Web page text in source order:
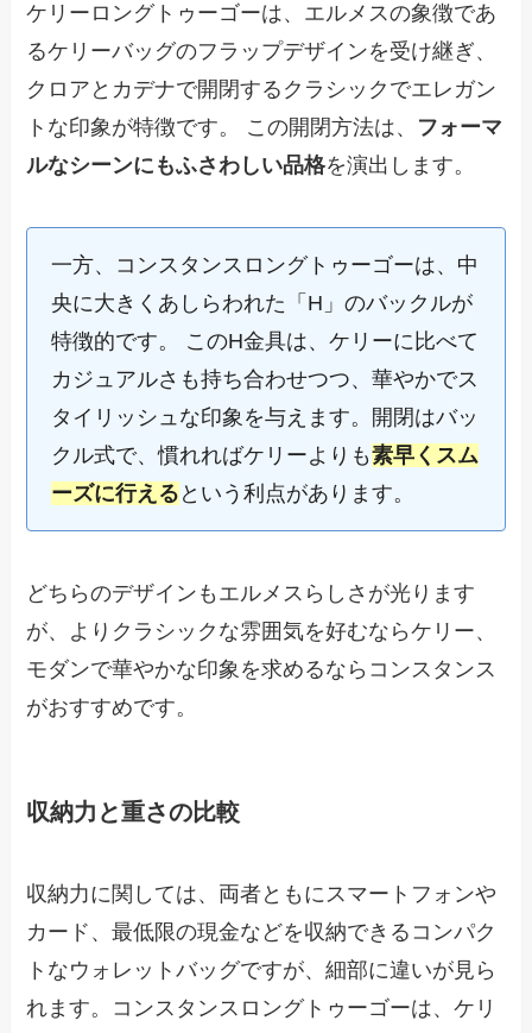
ケリーロングトゥーゴーは、エルメスの象徴であ
るケリーバッグのフラップデザインを受け継ぎ、
クロアとカデナで開閉するクラシックでエレガン
トな印象が特徴です。 この開閉方法は、 フォーマ
ルなシーンにもふさわしい品格を演出します。
一方、コンスタンスロングトゥーゴーは、中
央に大きくあしらわれた「H」のバックルが
特徴的です。 このH金具は、ケリーに比べて
カジュアルさも持ち合わせつつ、華やかでス
タイリッシュな印象を与えます。開閉はバッ
クル式で、慣れればケリーよりも素早くスム
ーズに行える という利点があります。
どちらのデザインもエルメスらしさが光ります
が、よりクラシックな雰囲気を好むならケリー、
モダンで華やかな印象を求めるならコンスタンス
がおすすめです。
収納力と重さの比較
収納力に関しては、両者ともにスマートフォンや
カード、最低限の現金などを収納できるコンパク
トなウォレットバッグですが、細部に違いが見ら
れます。コンスタンスロングトゥーゴーは、ケリ